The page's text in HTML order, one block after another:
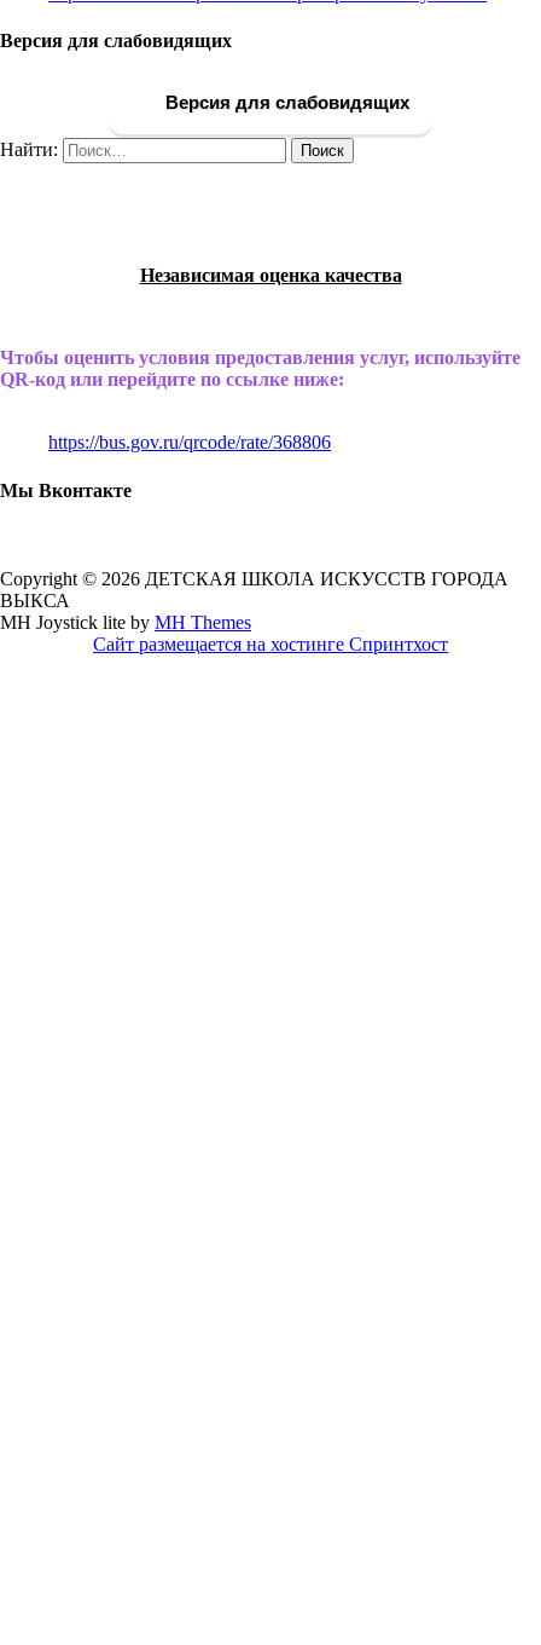
Версия для слабовидящих
Версия для слабовидящих
Найти:
Независимая оценка качества
Чтобы оценить условия предоставления услуг, используйте
QR-код или перейдите по ссылке ниже:
https://bus.gov.ru/qrcode/rate/368806
Мы Вконтакте
Copyright © 2026 ДЕТСКАЯ ШКОЛА ИСКУССТВ ГОРОДА
ВЫКСА
MH Joystick lite by MH Themes
Сайт размещается на хостинге Спринтхост